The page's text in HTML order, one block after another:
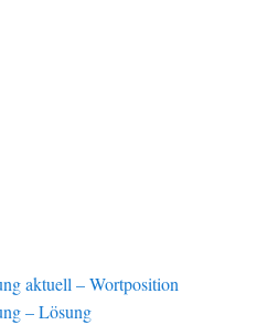
aktuell – Wortposition
– Lösung